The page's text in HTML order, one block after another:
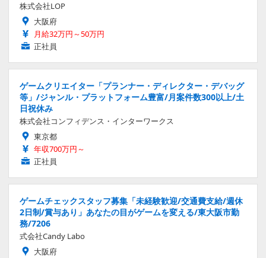
株式会社LOP
大阪府
月給32万円～50万円
正社員
ゲームクリエイター「プランナー・ディレクター・デバッグ
等」/ジャンル・プラットフォーム豊富/月案件数300以上/土
日祝休み
株式会社コンフィデンス・インターワークス
東京都
年収700万円～
正社員
ゲームチェックスタッフ募集「未経験歓迎/交通費支給/週休
2日制/賞与あり」あなたの目がゲームを変える/東大阪市勤
務/7206
式会社Candy Labo
大阪府